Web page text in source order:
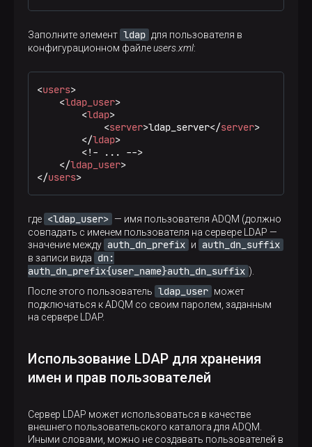
Заполните элемент ldap для пользователя в
конфигурационном файлеusers.xml:
<users>
<ldap_user>
<ldap>
<server>ldap_server</server>
</ldap>
        <!- ... -->
</ldap_user>
</users>
где <ldap_user> — имя пользователя ADQM (должно
совпадать с именем пользователя на сервере LDAP —
значение между auth_dn_prefix и auth_dn_suffix
в записи вида
dn:
auth_dn_prefix{user_name}auth_dn_suffix ).
После этого пользователь ldap_user может
подключаться к ADQM со своим паролем, заданным
на сервере LDAP.
Использование LDAP для хранения
имен и прав пользователей
Сервер LDAP может использоваться в качестве
внешнего пользовательского каталога для ADQM.
Иными словами, можно не создавать пользователей в